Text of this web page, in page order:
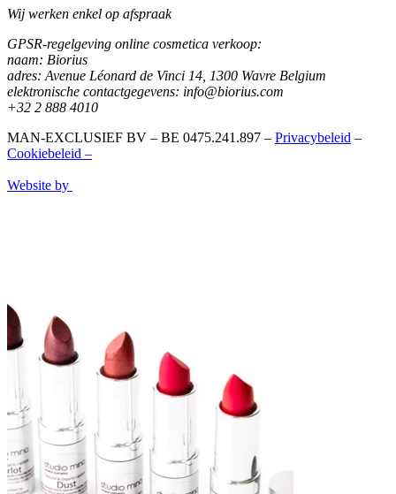
Wij werken enkel op afspraak
GPSR-regelgeving online cosmetica verkoop:
naam: Biorius
adres: Avenue Léonard de Vinci 14, 1300 Wavre Belgium
elektronische contactgegevens: info@biorius.com
+32 2 888 4010
MAN-EXCLUSIEF BV – BE 0475.241.897 – Privacybeleid –
Cookiebeleid –
Website by